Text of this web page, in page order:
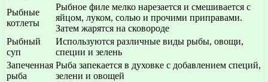
Рыбные
котлеты
Рыбное филе мелко нарезается и смешивается с
яйцом, луком, солью и прочими приправами.
Затем жарятся на сковороде
Рыбный
суп
Используются различные виды рыбы, овощи,
специи и зелень
Запеченная
рыба
Рыба запекается в духовке с добавлением специй,
зелени и овощей